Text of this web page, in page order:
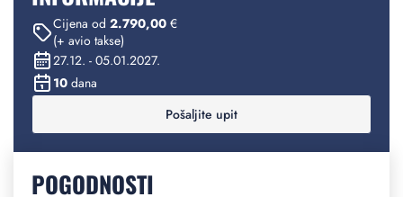
Cijena od 2.790,00 €
(+ avio takse)
27.12. - 05.01.2027.
10 dana
Pošaljite upit
POGODNOSTI